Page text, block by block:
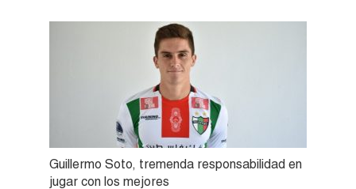
Guillermo Soto, tremenda responsabilidad en
jugar con los mejores